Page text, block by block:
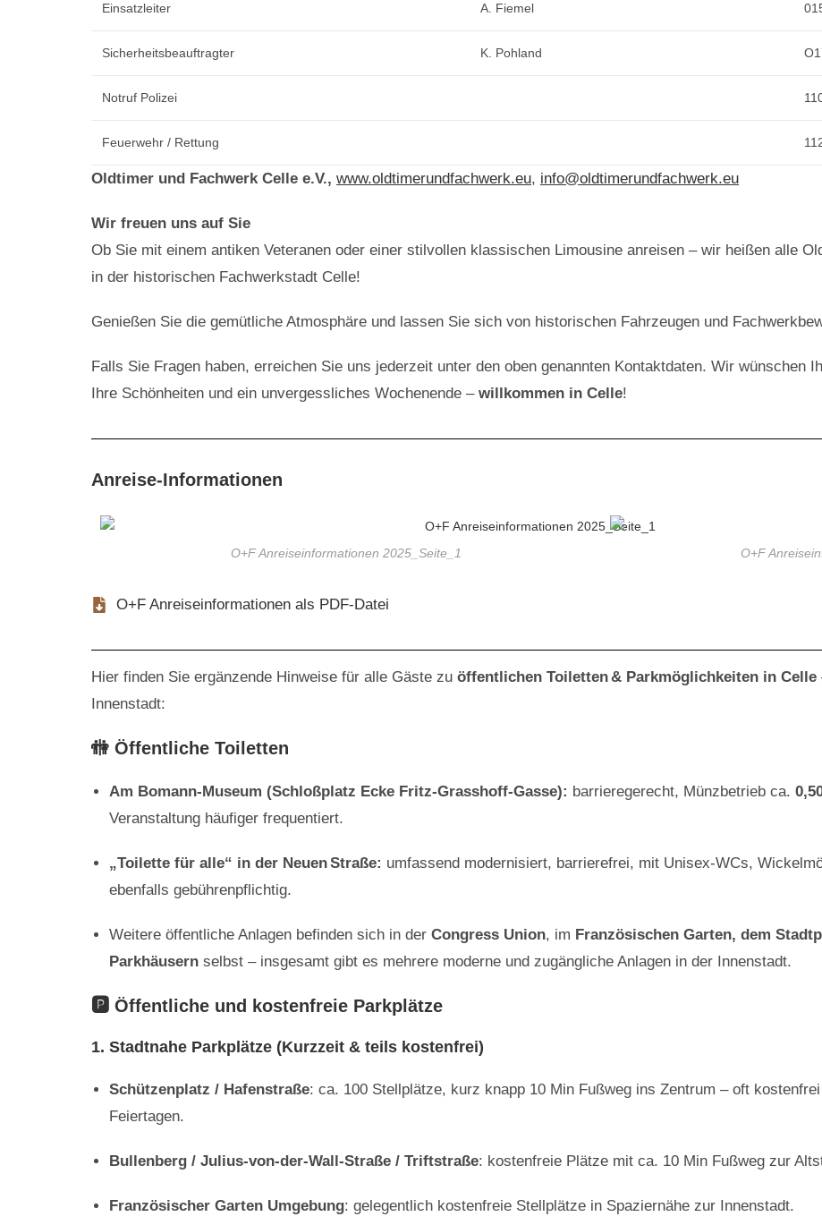
Einsatzleiter A. Fiemel
Sicherheitsbeauftragter K. Pohland
Notruf Polizei
Feuerwehr / Rettung
Oldtimer und Fachwerk Celle e.V., www.oldtimerundfachwerk.eu, info@oldtimerundfachwerk.eu
Wir freuen uns auf Sie
Ob Sie mit einem antiken Veteranen oder einer stilvollen klassischen Limousine anreisen – wir heißen alle
in der historischen Fachwerkstadt Celle!
Genießen Sie die gemütliche Atmosphäre und lassen Sie sich von historischen Fahrzeugen und
Falls Sie Fragen haben, erreichen Sie uns jederzeit unter den oben genannten Kontaktdaten. Wir wünschen
Ihre Schönheiten und ein unvergessliches Wochenende – willkommen in Celle!
Anreise-Informationen
O+F Anreiseinformationen 2025_Seite_1 O+F
O+F Anreiseinformationen als PDF-Datei
Hier finden Sie ergänzende Hinweise für alle Gäste zu öffentlichen Toiletten & Parkmöglichkeiten in Celle
Innenstadt:
🚻 Öffentliche Toiletten
Am Bomann-Museum (Schloßplatz Ecke Fritz‑Grasshoff‑Gasse): barrieregerecht, Münzbetrieb ca.
Veranstaltung häufiger frequentiert.
„Toilette für alle“ in der Neuen Straße: umfassend modernisiert, barrierefrei, mit Unisex-WCs,
ebenfalls gebührenpflichtig.
Weitere öffentliche Anlagen befinden sich in der Congress Union, im Französischen Garten, dem
Parkhäusern selbst – insgesamt gibt es mehrere moderne und zugängliche Anlagen in der Innenstadt.
🅿️ Öffentliche und kostenfreie Parkplätze
1. Stadtnahe Parkplätze (Kurzzeit & teils kostenfrei)
Schützenplatz / Hafenstraße: ca. 100 Stellplätze, kurz knapp 10 Min Fußweg ins Zentrum – oft
Feiertagen.
Bullenberg / Julius‑von‑der‑Wall‑Straße / Triftstraße: kostenfreie Plätze mit ca. 10 Min Fußweg zur
Französischer Garten Umgebung: gelegentlich kostenfreie Stellplätze in Spaziernähe zur Innenstadt.